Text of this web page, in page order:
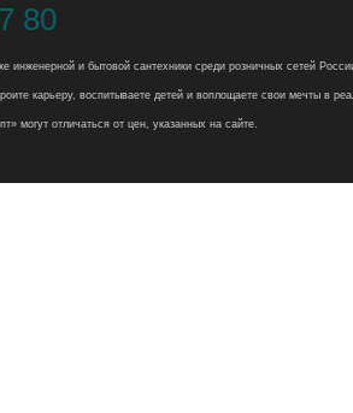
80
инженерной и бытовой сантехники среди розничных сетей
карьеру, воспитываете детей и воплощаете свои мечты в
могут отличаться от цен, указанных на сайте.